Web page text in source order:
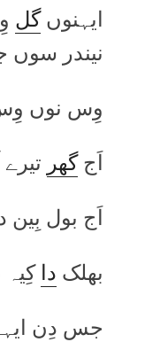
ایہنوںگل
نیندر سوں
وِس نوں
اَجگھر تیرے
اَج بول
بھلک دا کِیہ
جس دِن